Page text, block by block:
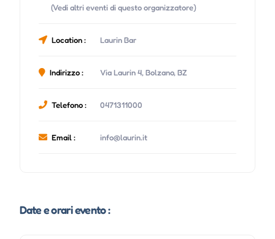
(Vedi altri eventi di questo organizzatore)
Location : Laurin Bar
Indirizzo : Via Laurin 4, Bolzano, BZ
Telefono : 0471311000
Email : info@laurin.it
Date e orari evento :